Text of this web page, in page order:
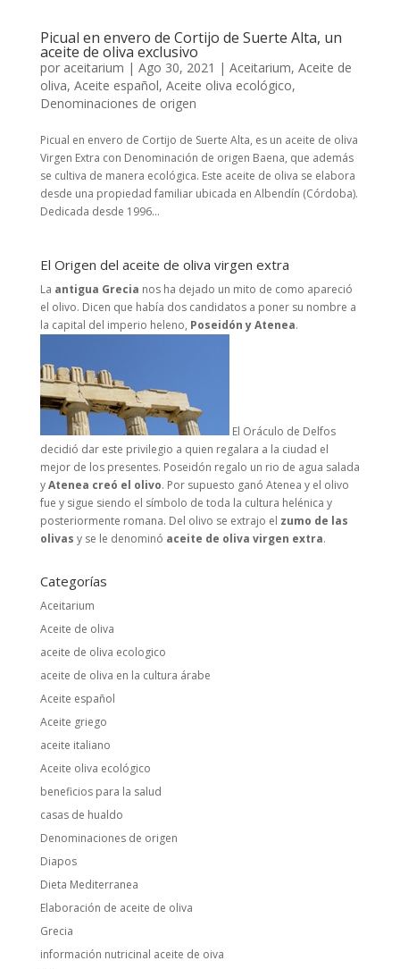
Picual en envero de Cortijo de Suerte Alta, un
aceite de oliva exclusivo
por aceitarium | Ago 30, 2021 | Aceitarium, Aceite de
oliva, Aceite español, Aceite oliva ecológico,
Denominaciones de origen
Picual en envero de Cortijo de Suerte Alta, es un aceite de oliva
Virgen Extra con Denominación de origen Baena, que además
se cultiva de manera ecológica. Este aceite de oliva se elabora
desde una propiedad familiar ubicada en Albendín (Córdoba).
Dedicada desde 1996...
El Origen del aceite de oliva virgen extra
La antigua Grecia nos ha dejado un mito de como apareció
el olivo. Dicen que había dos candidatos a poner su nombre a
la capital del imperio heleno, Poseidón y Atenea.
El Oráculo de Delfos
decidió dar este privilegio a quien regalara a la ciudad el
mejor de los presentes. Poseidón regalo un rio de agua salada
yAtenea creó el olivo. Por supuesto ganó Atenea y el olivo
fue y sigue siendo el símbolo de toda la cultura helénica y
posteriormente romana. Del olivo se extrajo el zumo de las
olivas y se le denominó aceite de oliva virgen extra.
Categorías
Aceitarium
Aceite de oliva
aceite de oliva ecologico
aceite de oliva en la cultura árabe
Aceite español
Aceite griego
aceite italiano
Aceite oliva ecológico
beneficios para la salud
casas de hualdo
Denominaciones de origen
Diapos
Dieta Mediterranea
Elaboración de aceite de oliva
Grecia
información nutricinal aceite de oiva